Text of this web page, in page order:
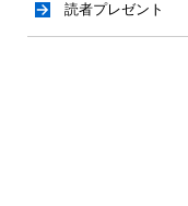
読者プレゼント